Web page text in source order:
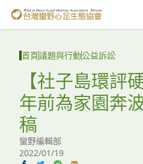
台灣蠻野心足生態協會
議題與行動
環境教育
白海豚媽祖宮
支持蠻野
首頁議題與行動公益訴訟
【社子島環
年前為家園奔
稿
蠻野編輯部
2022/01/19